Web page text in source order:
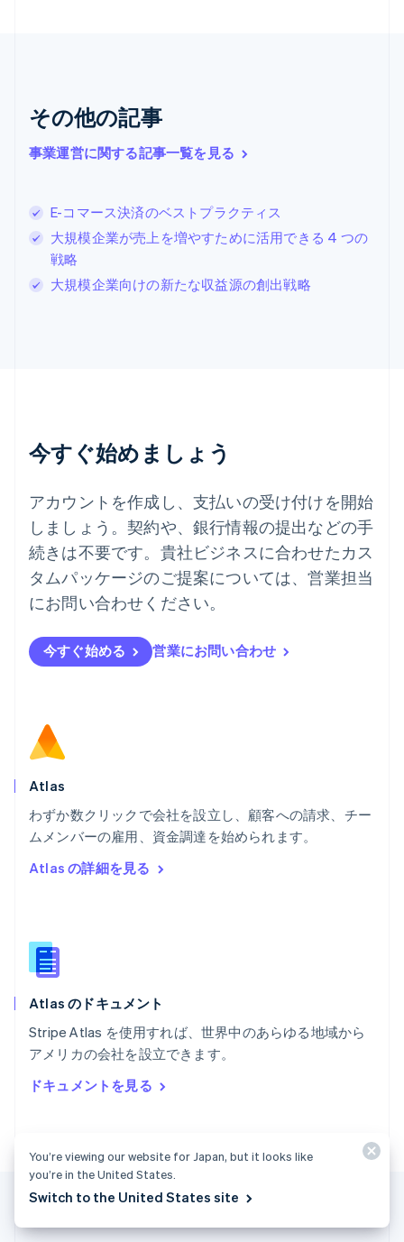
その他の記事
事業運営に関する記事一覧を見る
E-コマース決済のベストプラクティス
大規模企業が売上を増やすために活用できる 4 つの
戦略
大規模企業向けの新たな収益源の創出戦略
今すぐ始めましょう
アカウントを作成し、支払いの受け付けを開始
しましょう。契約や、銀行情報の提出などの手
続きは不要です。貴社ビジネスに合わせたカス
タムパッケージのご提案については、営業担当
にお問い合わせください。
今すぐ始める 営業にお問い合わせ
Atlas
わずか数クリックで会社を設立し、顧客への請求、チー
ムメンバーの雇用、資金調達を始められます。
Atlas の詳細を見る
Atlas のドキュメント
Stripe Atlas を使用すれば、世界中のあらゆる地域から
アメリカの会社を設立できます。
ドキュメントを見る
English
シンガポール
スイス
SvenskaEnglish
スペイン
Español English
スロバキア
English
ドイツ
ニュージーランド
English
ノルウェー
English
ハンガリー
English
フィンランド
ブラジル
PortuguêsEnglish
フランス
ベルギー
Nederlands
ポーランド
ポルトガル
PortuguêsEnglish
English
Español
ラトビア
リトアニア
リヒテンシュタイン
DeutschEnglish
ルーマニア
English
English简体中文
中国本土
简体中文English
日本語English
You’re viewing our website for Japan, but it looks like
you’re in the United States.
Switch to the United States site